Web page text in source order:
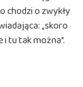
chodzi o zwykły
„skoro
tu tak można”.